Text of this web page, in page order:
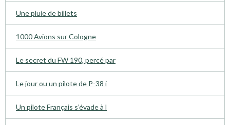
Une pluie de billets
1000 Avions sur Cologne
Le secret du FW 190, percé par
Le jour ou un pilote de P-38 i
Un pilote Français s’évade à l